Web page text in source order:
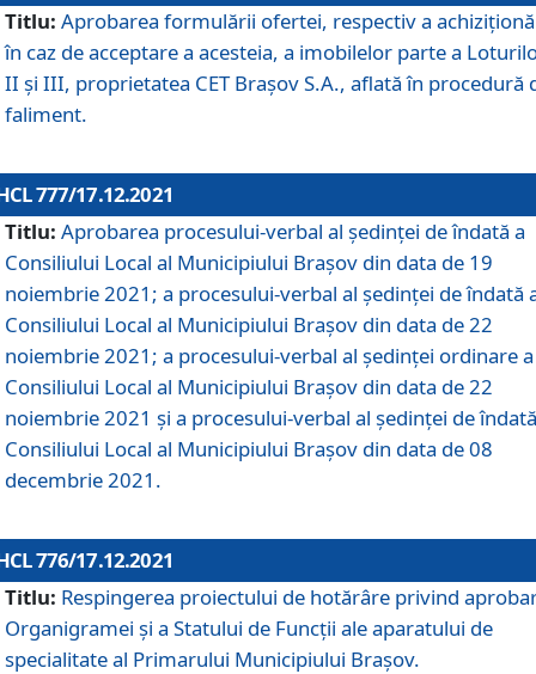
Titlu: Aprobarea formulării ofertei, respectiv a
în caz de acceptare a acesteia, a imobilelor parte a
II și III, proprietatea CET Brașov S.A., aflată în procedură
faliment.
777/17.12.2021
Titlu: Aprobarea procesului-verbal al şedinţei de îndată a
Consiliului Local al Municipiului Braşov din data de 19
noiembrie 2021; a procesului-verbal al şedinţei de îndată
Consiliului Local al Municipiului Braşov din data de 22
noiembrie 2021; a procesului-verbal al şedinţei ordinare a
Consiliului Local al Municipiului Braşov din data de 22
noiembrie 2021 și a procesului-verbal al şedinţei de
Consiliului Local al Municipiului Braşov din data de 08
decembrie 2021.
776/17.12.2021
Titlu: Respingerea proiectului de hotărâre privind
Organigramei şi a Statului de Funcţii ale aparatului de
specialitate al Primarului Municipiului Braşov.